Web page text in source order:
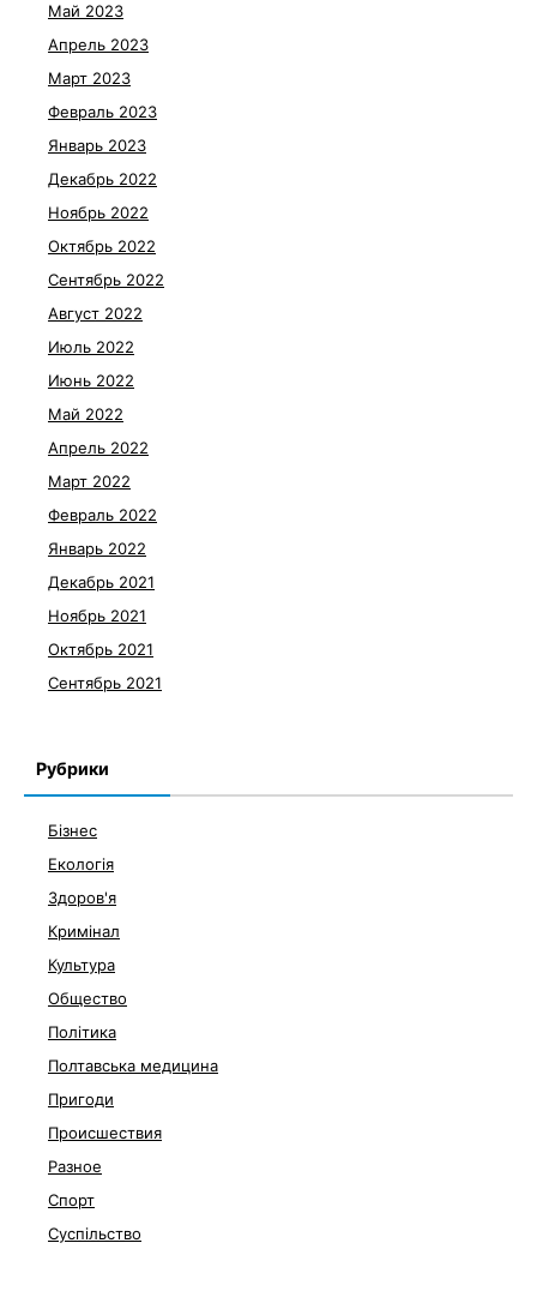
Май 2023
Апрель 2023
Март 2023
Февраль 2023
Январь 2023
Декабрь 2022
Ноябрь 2022
Октябрь 2022
Сентябрь 2022
Август 2022
Июль 2022
Июнь 2022
Май 2022
Апрель 2022
Март 2022
Февраль 2022
Январь 2022
Декабрь 2021
Ноябрь 2021
Октябрь 2021
Сентябрь 2021
Рубрики
Бізнес
Екологія
Здоров'я
Кримінал
Культура
Общество
Політика
Полтавська медицина
Пригоди
Происшествия
Разное
Спорт
Суспільство